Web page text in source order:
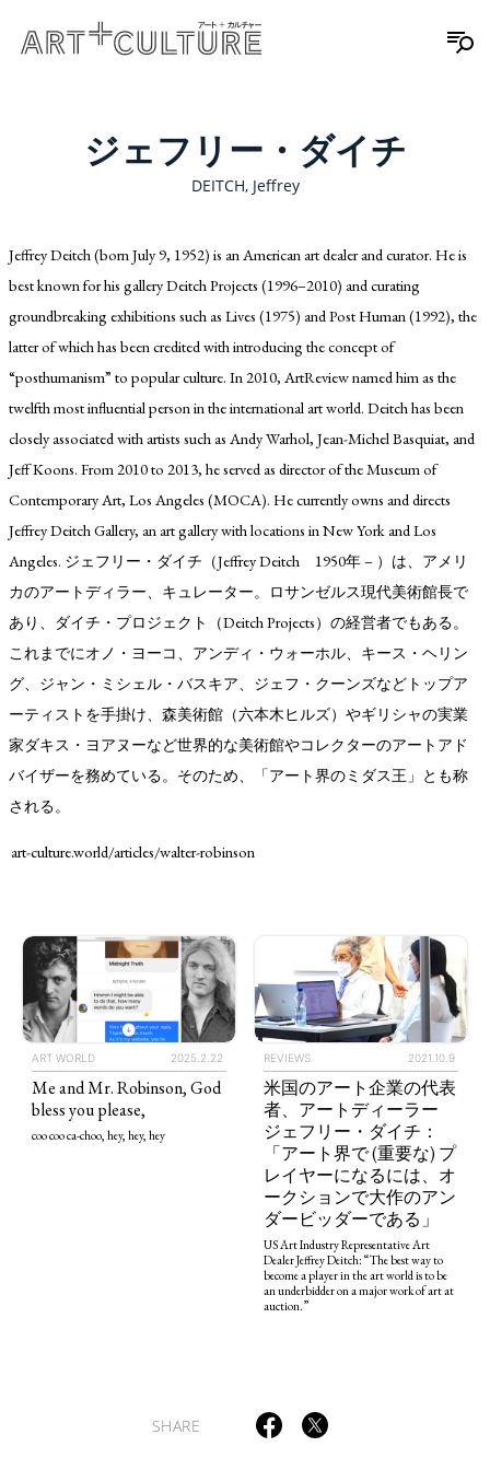
ART WORLD CULTURAL ESSAYS POP CULTURE JP-SOCIETY
POLITICS REVIEWS ARTICLES
ジェフリー・ダイチ
DEITCH, Jeffrey
Jeffrey Deitch (born July 9, 1952) is an American art dealer and curator. He is
best known for his gallery Deitch Projects (1996–2010) and curating
groundbreaking exhibitions such as Lives (1975) and Post Human (1992), the
latter of which has been credited with introducing the concept of
“posthumanism” to popular culture. In 2010, ArtReview named him as the
twelfth most influential person in the international art world. Deitch has been
closely associated with artists such as Andy Warhol, Jean-Michel Basquiat, and
Jeff Koons. From 2010 to 2013, he served as director of the Museum of
Contemporary Art, Los Angeles (MOCA). He currently owns and directs
Jeffrey Deitch Gallery, an art gallery with locations in New York and Los
Angeles. ジェフリー・ダイチ（Jeffrey Deitch 1950年 – ）は、アメリ
カのアートディラー、キュレーター。ロサンゼルス現代美術館長で
あり、ダイチ・プロジェクト（Deitch Projects）の経営者でもある。
これまでにオノ・ヨーコ、アンディ・ウォーホル、キース・ヘリン
グ、ジャン・ミシェル・バスキア、ジェフ・クーンズなどトップア
ーティストを手掛け、森美術館（六本木ヒルズ）やギリシャの実業
家ダキス・ヨアヌーなど世界的な美術館やコレクターのアートアド
バイザーを務めている。そのため、「アート界のミダス王」とも称
される。
art-culture.world/articles/walter-robinson
ART WORLD 2025.2.22
Me and Mr. Robinson, God
bless you please,
coo coo ca-choo, hey, hey, hey
REVIEWS 2021.10.9
米国のアート企業の代表
者、アートディーラー
ジェフリー・ダイチ：
「アート界で (重要な) プ
レイヤーになるには、オ
ークションで大作のアン
ダービッダーである」
US Art Industry Representative Art
Dealer Jeffrey Deitch: “The best way to
become a player in the art world is to be
an under­bidder on a major work of art at
auction.”
SHARE